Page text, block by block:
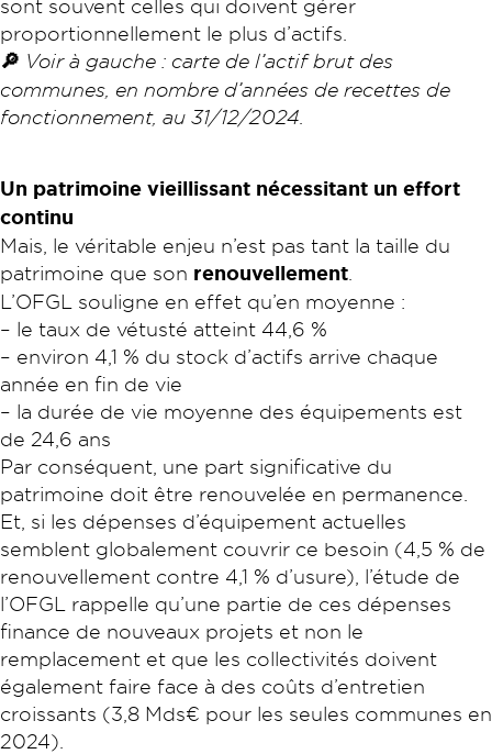
sont souvent celles qui doivent gérer
proportionnellement le plus d’actifs.
🔎 Voir à gauche : carte de l’actif brut des
communes, en nombre d’années de recettes de
fonctionnement, au 31/12/2024.
Un patrimoine vieillissant nécessitant un effort
continu
Mais, le véritable enjeu n’est pas tant la taille du
patrimoine que son renouvellement
L’OFGL souligne en effet qu’en moyenne :
– le taux de vétusté atteint 44,6 %
– environ 4,1 % du stock d’actifs arrive chaque
année en fin de vie
– la durée de vie moyenne des équipements est
de 24,6 ans
Par conséquent, une part significative du
patrimoine doit être renouvelée en permanence.
Et, si les dépenses d’équipement actuelles
semblent globalement couvrir ce besoin (4,5 % de
renouvellement contre 4,1 % d’usure), l’étude de
l’OFGL rappelle qu’une partie de ces dépenses
finance de nouveaux projets et non le
remplacement et que les collectivités doivent
également faire face à des coûts d’entretien
croissants (3,8 Mds€ pour les seules communes en
2024).